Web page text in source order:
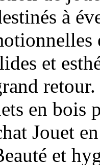
à
et
en bois
Jouet
et